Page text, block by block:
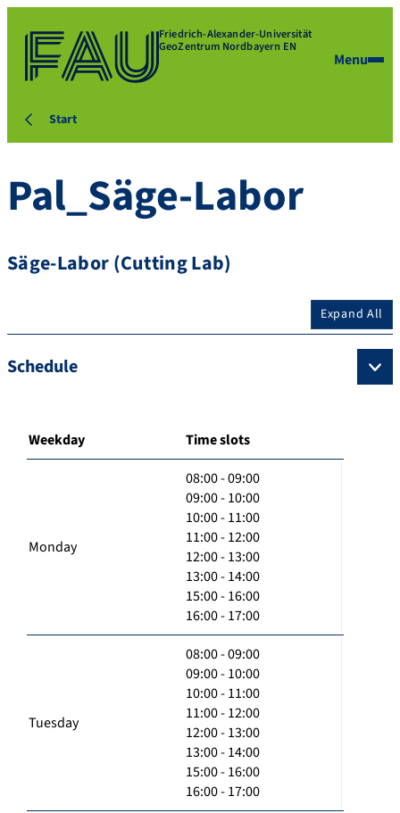
Friedrich-Alexander-Universität
GeoZentrum Nordbayern EN
Menu
Start
Pal_Säge-Labor
Säge-Labor (Cutting Lab)
Expand All
Schedule
Weekday Time slots
Monday
08:00 - 09:00
09:00 - 10:00
10:00 - 11:00
11:00 - 12:00
12:00 - 13:00
13:00 - 14:00
15:00 - 16:00
16:00 - 17:00
Tuesday
08:00 - 09:00
09:00 - 10:00
10:00 - 11:00
11:00 - 12:00
12:00 - 13:00
13:00 - 14:00
15:00 - 16:00
16:00 - 17:00